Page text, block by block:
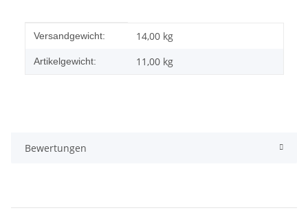
Produkteigenschaft
Wert
Versandgewicht: 14,00 kg
Artikelgewicht: 11,00 kg
Bewertungen